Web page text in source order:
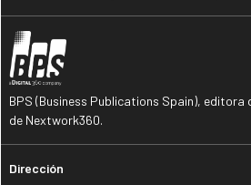
BPS (Business Publications Spain),
de Nextwork360.
Dirección